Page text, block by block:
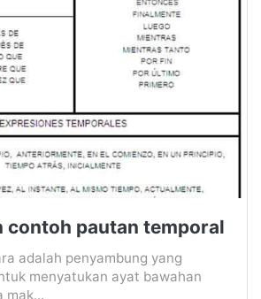
contoh pautan temporal
adalah penyambung yang
menyatukan ayat bawahan
mak...